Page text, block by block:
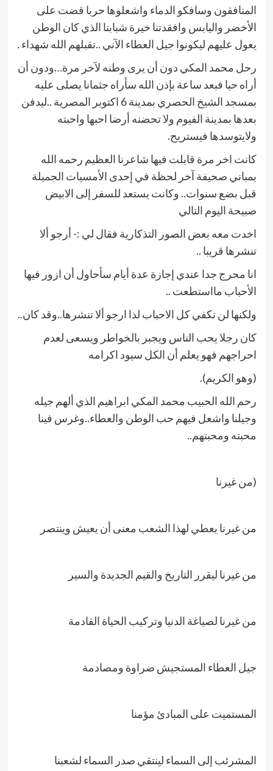
المنافقون وسافكو الدماء واشعلوها حربا قضت على
الأخضر واليابس وافقدتنا خيرة شبابنا الذي كان الوطن
يعول عليهم ليكونوا جيل العطاء الآني ..تقبلهم الله شهداء .
رحل محمد المكي دون أن يرى وطنه لآخر مرة…ودون أن
أراه حيا فبعد ساعة بإذن الله سأراه جثمانا يصلى عليه
بمسجد الشيخ الحصري بمدينة 6 اكتوبر المصرية ..ليدفن
بعدها بمدينة الفيوم ولا تحضنه أرضا احبها واحبته
ولايتوسدها فيستريح.
كانت اخر مرة قابلت فيها شاعرنا العظيم رحمه الله
بمباني صحيفة آخر لحظة في إحدى الأمسيات الجميلة
قبل بضع سنوات.. وكانت يستعد للسفر إلى الابيض
صبيحة اليوم التالي
اخدت معه بعض الصور التذكارية فقال لي :- أرجو ألا
تنشرها قريبا ..
انا محرج جدا عندي إجازة عدة أيام سأحاول أن ازور فيها
الأحباب مااستطعت ..
ولكنها لن تكفي كل الاحباب لذا ارجو ألا تنشرها..وقد كان..
كان رجلا يحب الناس ويجبر بالخواطر ويسعى لعدم
احراجهم فهو يعلم أن الكل سيود اكرامه
(وهو الكريم).
رحم الله الحبيب محمد المكي ابراهيم الذي ألهم جيله
وجيلنا واشعل فيهم حب الوطن والعطاء..وغرس فينا
محبته ومحبتهم..
(من غيرنا
من غيرنا يعطي لهذا الشعب معنى أن يعيش وينتصر
من غيرنا ليقرر التاريخ والقيم الجديدة والسير
من غيرنا لصياغة الدنيا وتركيب الحياة القادمة
جيل العطاء المستجيش ضراوة ومصادمة
المستميت على المبادئ مؤمنا
المشرئب إلى السماء لينتقي صدر السماء لشعبنا